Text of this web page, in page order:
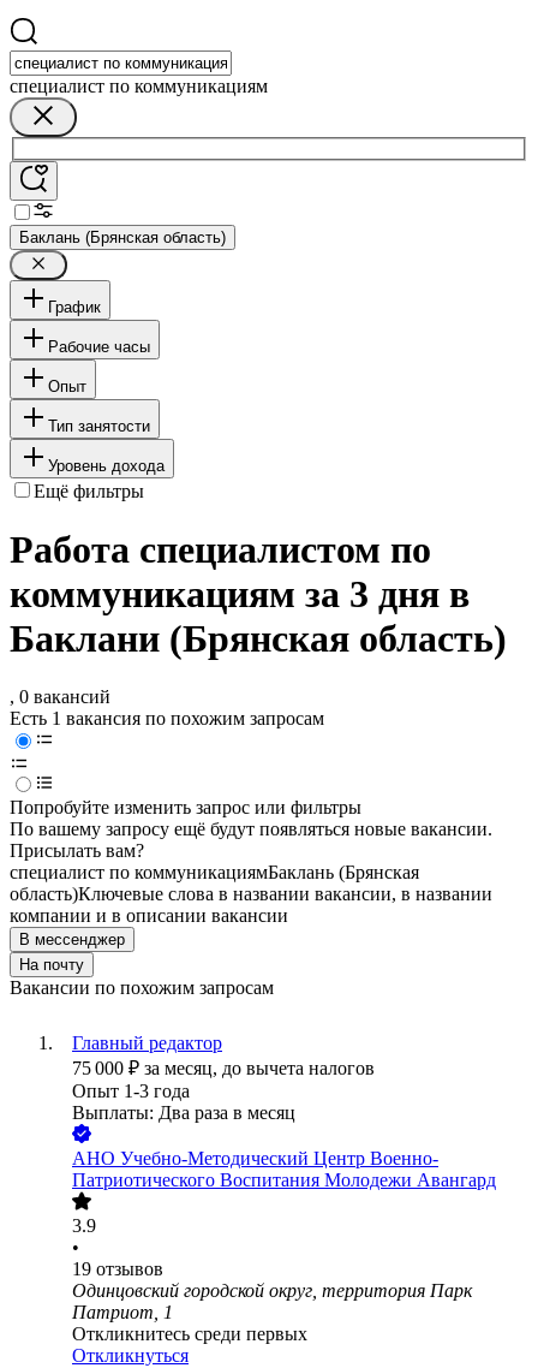
специалист по коммуникациям
Баклань (Брянская область)
График
Рабочие часы
Опыт
Тип занятости
Уровень дохода
Ещё фильтры
Работа специалистом по
коммуникациям за 3 дня в
Баклани (Брянская область)
, 0 вакансий
Есть 1 вакансия по похожим запросам
Попробуйте изменить запрос или фильтры
По вашему запросу ещё будут появляться новые вакансии.
Присылать вам?
специалист по коммуникациямБаклань (Брянская
область)Ключевые слова в названии вакансии, в названии
компании и в описании вакансии
В мессенджер
На почту
Вакансии по похожим запросам
Главный редактор
75 000 ₽ за месяц, до вычета налогов
Опыт 1-3 года
Выплаты: Два раза в месяц
АНО Учебно-Методический Центр Военно-
Патриотического Воспитания Молодежи Авангард
3.9
•
19 отзывов
Одинцовский городской округ, территория Парк
Патриот, 1
Откликнитесь среди первых
Откликнуться